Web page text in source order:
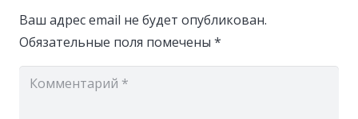
Ваш адрес email не будет опубликован.
Обязательные поля помечены *